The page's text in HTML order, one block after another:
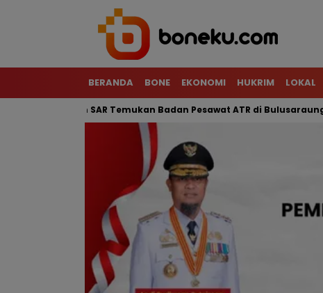
BERANDA BONE EKONOMI HUKRIM LOKAL
Terjal, Tim SAR Temukan Badan Pesawat ATR di Bulusaraung